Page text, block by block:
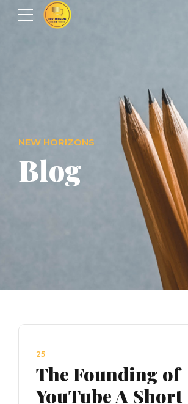
NEW HORIZONS
Blog
25
The Founding of
YouTube A Short